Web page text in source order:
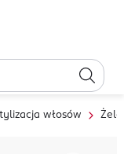
włosów Żele